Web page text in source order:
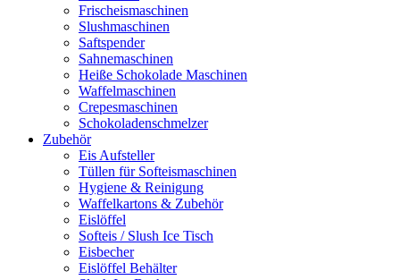
Frischeismaschinen
Slushmaschinen
Saftspender
Sahnemaschinen
Heiße Schokolade Maschinen
Waffelmaschinen
Crepesmaschinen
Schokoladenschmelzer
Zubehör
Eis Aufsteller
Tüllen für Softeismaschinen
Hygiene & Reinigung
Waffelkartons & Zubehör
Eislöffel
Softeis / Slush Ice Tisch
Eisbecher
Eislöffel Behälter